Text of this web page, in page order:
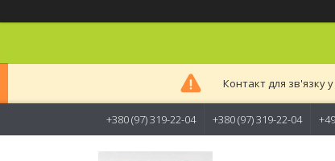
Контакт для зв'язку
+380 (97) 319-22-04 +380 (97) 319-22-04